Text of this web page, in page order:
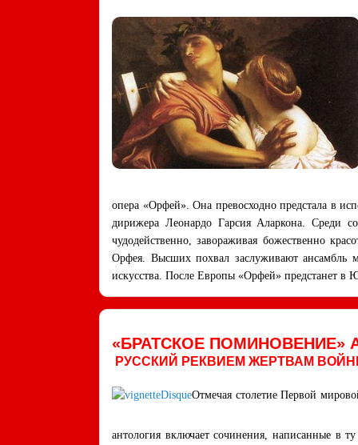
опера «Орфей». Она превосходно предстала в
дирижера Леонардо Гарсия Аларкона. Среди
чудодейственно, завораживая божественно
Орфея. Высших похвал заслуживают ансамбль
искусства. После Европы «Орфей» предстанет
«БРАТСКОЕ ПОМИНОВЕНИЕ»
РУССКИЙ РЕКВИЕМ ЖЕРТВАМ
Отмечая столетие Первой
антология включает сочинения, написанные в